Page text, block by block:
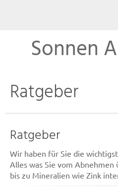
Sonnen
Ratgeber
Ratgeber
Wir haben für Sie die
Alles was Sie vom Abnehmen
bis zu Mineralien wie Zink